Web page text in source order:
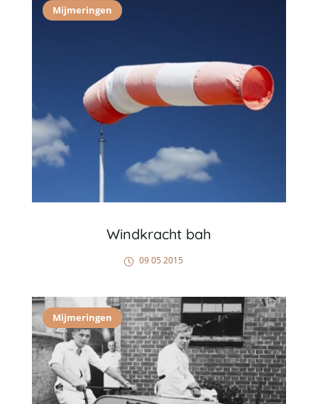
Mijmeringen
Windkracht bah
09 05 2015
Mijmeringen